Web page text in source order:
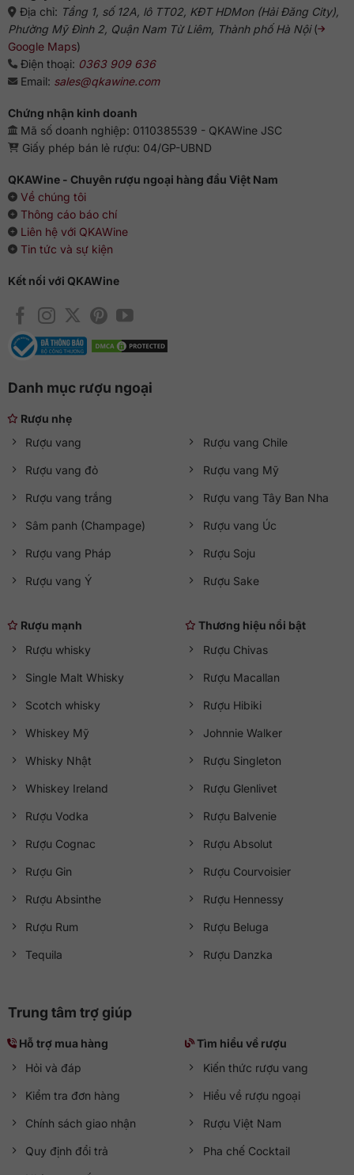
Địa chỉ: Tầng 1, số 12A, lô TT02, KĐT HDMon (Hải Đăng City),
Phường Mỹ Đình 2, Quận Nam Từ Liêm, Thành phố Hà Nội(
Google Maps)
Điện thoại: 0363 909 636
Email: sales@qkawine.com
Chứng nhận kinh doanh
Mã số doanh nghiệp: 0110385539 - QKAWine JSC
Giấy phép bán lẻ rượu: 04/GP-UBND
QKAWine - Chuyên rượu ngoại hàng đầu Việt Nam
Về chúng tôi
Thông cáo báo chí
Liên hệ với QKAWine
Tin tức và sự kiện
Kết nối với QKAWine
Danh mục rượu ngoại
Rượu nhẹ
Rượu vang
Rượu vang đỏ
Rượu vang trắng
Sâm panh (Champage)
Rượu vang Pháp
Rượu vang Ý
Rượu vang Chile
Rượu vang Mỹ
Rượu vang Tây Ban Nha
Rượu vang Úc
Rượu Soju
Rượu Sake
Rượu mạnh
Rượu whisky
Single Malt Whisky
Scotch whisky
Whiskey Mỹ
Whisky Nhật
Whiskey Ireland
Rượu Vodka
Rượu Cognac
Rượu Gin
Rượu Absinthe
Rượu Rum
Tequila
Thương hiệu nổi bật
Rượu Chivas
Rượu Macallan
Rượu Hibiki
Johnnie Walker
Rượu Singleton
Rượu Glenlivet
Rượu Balvenie
Rượu Absolut
Rượu Courvoisier
Rượu Hennessy
Rượu Beluga
Rượu Danzka
Trung tâm trợ giúp
Hỗ trợ mua hàng
Hỏi và đáp
Kiểm tra đơn hàng
Chính sách giao nhận
Quy định đổi trả
Tìm hiểu về rượu
Kiến thức rượu vang
Hiểu về rượu ngoại
Rượu Việt Nam
Pha chế Cocktail